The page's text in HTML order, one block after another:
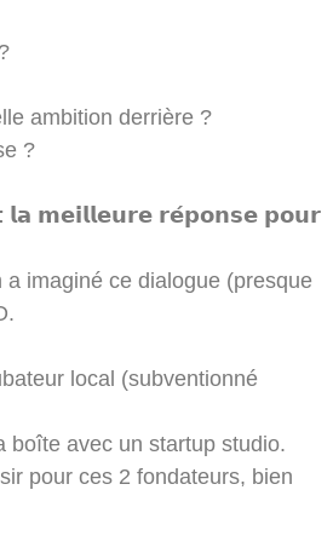
ambition derrière ?
?
𝗹𝗮 𝗺𝗲𝗶𝗹𝗹𝗲𝘂𝗿𝗲 𝗿𝗲́𝗽𝗼𝗻𝘀𝗲 𝗽𝗼𝘂𝗿
a imaginé ce dialogue (presque
local (subventionné
boîte avec un startup studio.
pour ces 2 fondateurs, bien